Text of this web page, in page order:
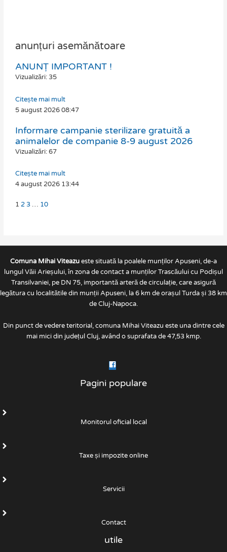
anunțuri asemănătoare
ANUNȚ IMPORTANT !
Vizualizări: 35
Citește mai mult
5 august 202608:47
Informare campanie sterilizare gratuită a
animalelor de companie 8-9 august 2026
Vizualizări: 67
Citește mai mult
4 august 2026 13:44
Page
1
Page
2
Page
3 …
Page
10
Comuna Mihai Viteazueste situată la poalele munților Apuseni, de-a
lungul Văii Arieșului, în zona de contact a munților Trascăului cu Podișul
Transilvaniei, pe DN 75, importantă arteră de circulație, care asigură
legătura cu localitătile din munții Apuseni, la 6 km de orașul Turda și 38 km
de Cluj-Napoca.
Din punct de vedere teritorial, comuna Mihai Viteazu este una dintre cele
mai mici din județul Cluj, având o suprafata de 47,53 kmp.
Pagini populare
Monitorul oficial local
Taxe și impozite online
Servicii
Contact
utile